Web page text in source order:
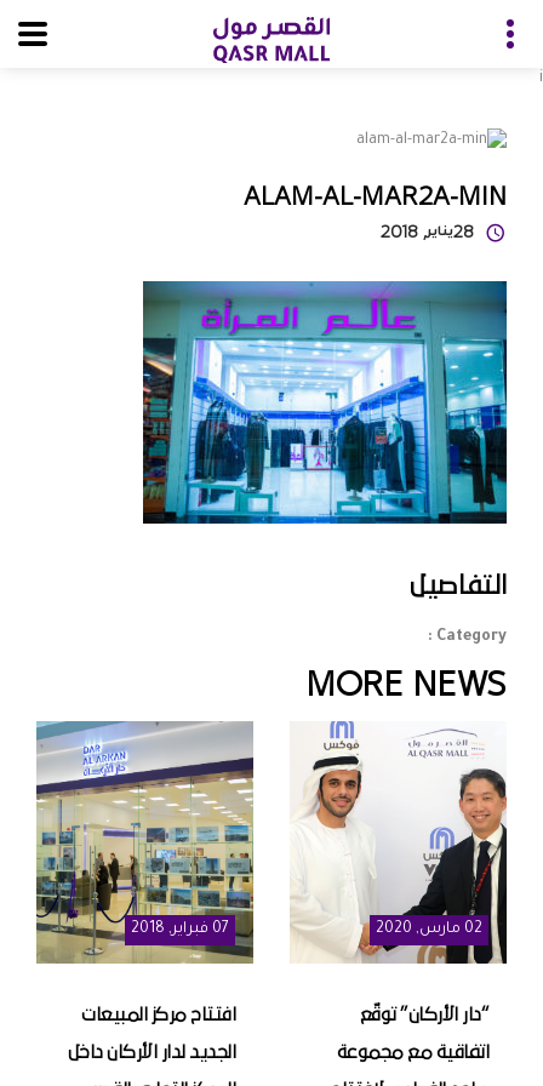
i
ALAM-AL-MAR2A-MIN
28يناير, 2018
التفاصيل
Category :
MORE NEWS
02 مارس, 2020
“دار الأركان” توقّع
اتفاقية مع مجموعة
07 فبراير, 2018
افتتاح مركز المبيعات
الجديد لدار الأركان داخل